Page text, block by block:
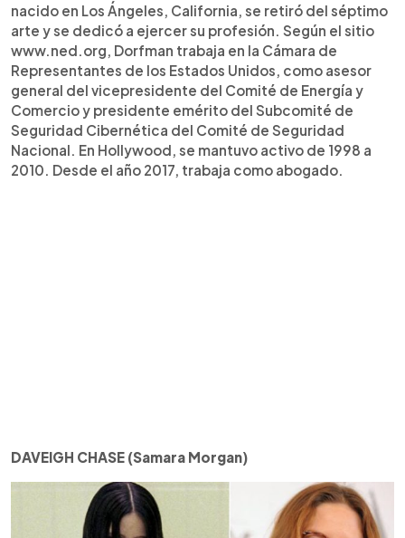
nacido en Los Ángeles, California, se retiró del séptimo
arte y se dedicó a ejercer su profesión. Según el sitio
www.ned.org, Dorfman trabaja en la Cámara de
Representantes de los Estados Unidos, como asesor
general del vicepresidente del Comité de Energía y
Comercio y presidente emérito del Subcomité de
Seguridad Cibernética del Comité de Seguridad
Nacional. En Hollywood, se mantuvo activo de 1998 a
2010. Desde el año 2017, trabaja como abogado.
DAVEIGH CHASE (Samara Morgan)